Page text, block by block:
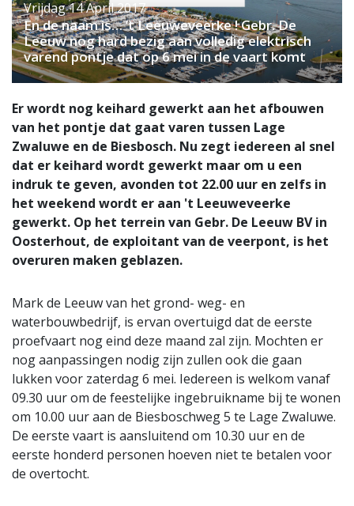
Vrijdag 14 April 2017
En de naam is… ’t Leeuweveerke ! Gebr. De
Leeuw nog hard bezig aan volledig elektrisch
varend pontje dat op 6 mei in de vaart komt
Er wordt nog keihard gewerkt aan het afbouwen
van het pontje dat gaat varen tussen Lage
Zwaluwe en de Biesbosch. Nu zegt iedereen al snel
dat er keihard wordt gewerkt maar om u een
indruk te geven, avonden tot 22.00 uur en zelfs in
het weekend wordt er aan 't Leeuweveerke
gewerkt. Op het terrein van Gebr. De Leeuw BV in
Oosterhout, de exploitant van de veerpont, is het
overuren maken geblazen.
Mark de Leeuw van het grond- weg- en
waterbouwbedrijf, is ervan overtuigd dat de eerste
proefvaart nog eind deze maand zal zijn. Mochten er
nog aanpassingen nodig zijn zullen ook die gaan
lukken voor zaterdag 6 mei. Iedereen is welkom vanaf
09.30 uur om de feestelijke ingebruikname bij te wonen
om 10.00 uur aan de Biesboschweg 5 te Lage Zwaluwe.
De eerste vaart is aansluitend om 10.30 uur en de
eerste honderd personen hoeven niet te betalen voor
de overtocht.